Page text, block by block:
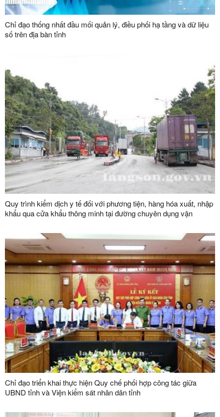
Chỉ đạo thống nhất đầu mối quản lý, điều phối hạ tầng và dữ liệu
số trên địa bàn tỉnh
Quy trình kiểm dịch y tế đối với phương tiện, hàng hóa xuất, nhập
khẩu qua cửa khẩu thông minh tại đường chuyên dụng vận
dụng vận chuyển hàng hoá khu vực mốc 1088/2-1089 thuộc cặp
cửa khẩu quốc tế Hữu Nghị (Việt Nam) - Hữu Nghị Quan (Trung
Quốc)
Chỉ đạo triển khai thực hiện Quy chế phối hợp công tác giữa
UBND tỉnh và Viện kiểm sát nhân dân tỉnh